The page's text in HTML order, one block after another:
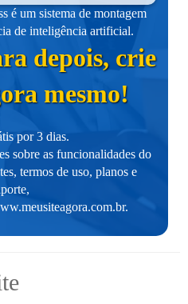
é um sistema de montagem
de inteligência artificial.
depois, crie
mesmo!
por 3 dias.
sobre as funcionalidades do
termos de uso, planos e
.